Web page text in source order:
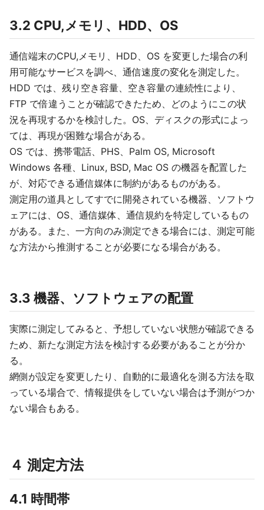
3.2 CPU,メモリ、HDD、OS
通信端末のCPU,メモリ、HDD、OS を変更した場合の利
用可能なサービスを調べ、通信速度の変化を測定した。
HDD では、残り空き容量、空き容量の連続性により、
FTP で倍違うことが確認できたため、どのようにこの状
況を再現するかを検討した。OS、ディスクの形式によっ
ては、再現が困難な場合がある。
OS では、携帯電話、PHS、Palm OS, Microsoft
Windows 各種、Linux, BSD, Mac OS の機器を配置した
が、対応できる通信媒体に制約があるものがある。
測定用の道具としてすでに開発されている機器、ソフトウ
ェアには、OS、通信媒体、通信規約を特定しているもの
がある。また、一方向のみ測定できる場合には、測定可能
な方法から推測することが必要になる場合がある。
3.3 機器、ソフトウェアの配置
実際に測定してみると、予想していない状態が確認できる
ため、新たな測定方法を検討する必要があることが分か
る。
網側が設定を変更したり、自動的に最適化を測る方法を取
っている場合で、情報提供をしていない場合は予測がつか
ない場合もある。
４ 測定方法
4.1 時間帯